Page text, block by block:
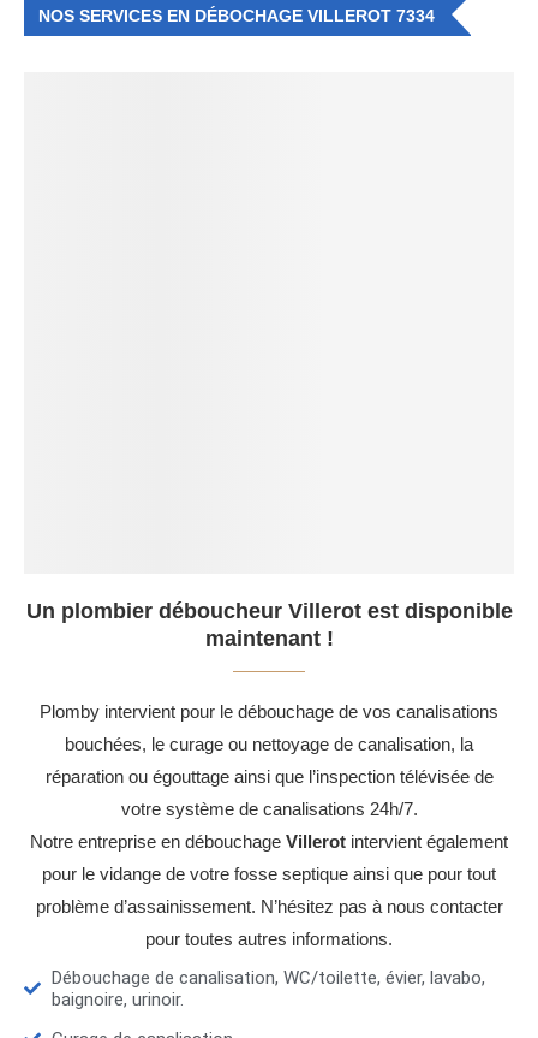
NOS SERVICES EN DÉBOCHAGE VILLEROT 7334
Un plombier déboucheur Villerot est disponible
maintenant !
Plomby intervient pour le débouchage de vos canalisations
bouchées, le curage ou nettoyage de canalisation, la
réparation ou égouttage ainsi que l’inspection télévisée de
votre système de canalisations 24h/7.
Notre entreprise en débouchage Villerot intervient également
pour le vidange de votre fosse septique ainsi que pour tout
problème d’assainissement. N’hésitez pas à nous contacter
pour toutes autres informations.
Débouchage de canalisation, WC/toilette, évier, lavabo,
baignoire, urinoir.